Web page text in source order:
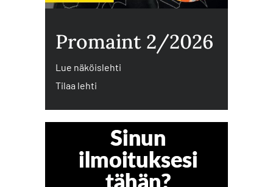
Promaint 2/2026
Lue näköislehti
Tilaa lehti